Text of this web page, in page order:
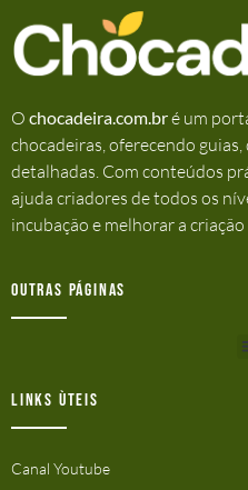
O chocadeira.com.bré um
chocadeiras, oferecendo guias,
detalhadas. Com conteúdos
ajuda criadores de todos os
incubação e melhorar a criação
Outras Páginas
Links ùteis
Canal Youtube